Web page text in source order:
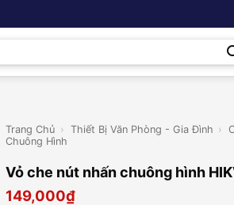
Trang Chủ › Thiết Bị Văn Phòng - Gia Đình ›
Chuông Hình
Vỏ che nút nhấn chuông hình
149,000₫